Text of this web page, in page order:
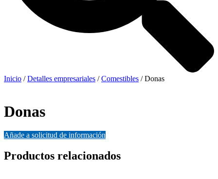
Inicio /Detalles empresariales /Comestibles / Donas
Donas
Añade a solicitud de información
Productos relacionados